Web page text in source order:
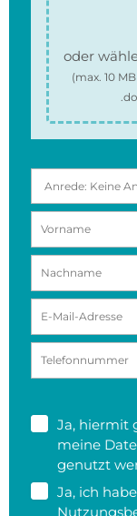
oder
(max. 10 MB
Ja, hiermit
meine
genutzt
Ja, ich